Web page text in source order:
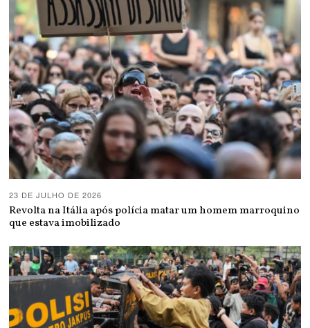
23 DE JULHO DE 2026
Revolta na Itália após polícia matar um homem marroquino
que estava imobilizado